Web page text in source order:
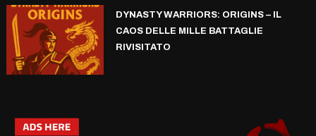
DYNASTY WARRIORS: ORIGINS – IL
CAOS DELLE MILLE BATTAGLIE
RIVISITATO